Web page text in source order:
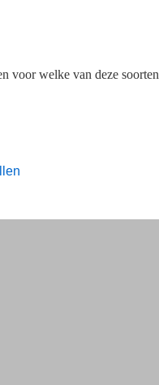
voor welke van deze soorten